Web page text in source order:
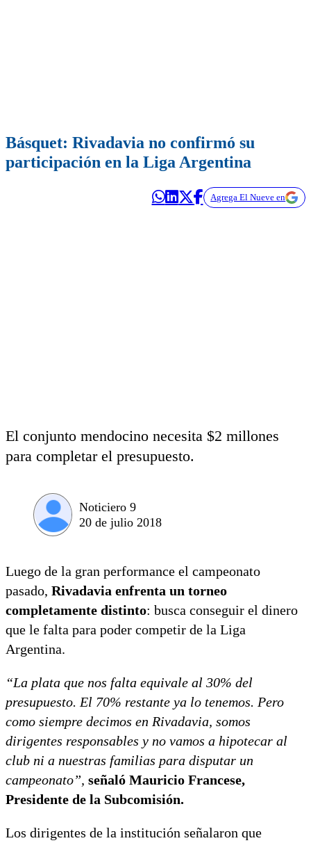
Básquet: Rivadavia no confirmó su
participación en la Liga Argentina
Agrega El Nueve en
El conjunto mendocino necesita $2 millones
para completar el presupuesto.
Noticiero 9
20 de julio 2018
Luego de la gran performance el campeonato
pasado, Rivadavia enfrenta un torneo
completamente distinto: busca conseguir el dinero
que le falta para poder competir de la Liga
Argentina.
“La plata que nos falta equivale al 30% del
presupuesto. El 70% restante ya lo tenemos. Pero
como siempre decimos en Rivadavia, somos
dirigentes responsables y no vamos a hipotecar al
club ni a nuestras familias para disputar un
campeonato”, señaló Mauricio Francese,
Presidente de la Subcomisión.
Los dirigentes de la institución señalaron que